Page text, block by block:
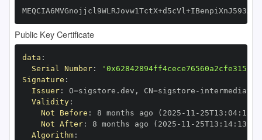
Public Key Certificate
data :
Serial Number:
Signature :
Issuer: O=sigstore.dev , CN=sigstore -
Validity:
Not Before : 8 months ago (2025 - 11 - 25T13 : 04:
Not After: 8 months ago (2025 - 11 - 25T13 : 14: 13+00
Algorithm: